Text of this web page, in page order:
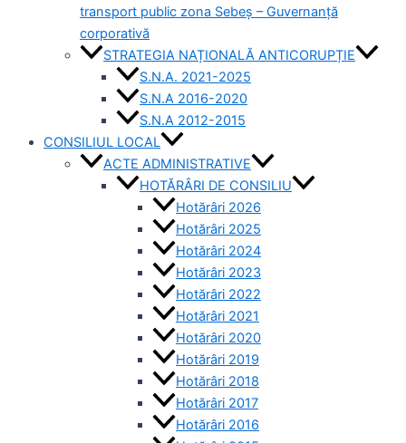
transport public zona Sebeș – Guvernanță
corporativă
STRATEGIA NAȚIONALĂ ANTICORUPȚIE
S.N.A. 2021-2025
S.N.A 2016-2020
S.N.A 2012-2015
CONSILIUL LOCAL
ACTE ADMINISTRATIVE
HOTĂRÂRI DE CONSILIU
Hotărâri 2026
Hotărâri 2025
Hotărâri 2024
Hotărâri 2023
Hotărâri 2022
Hotărâri 2021
Hotărâri 2020
Hotărâri 2019
Hotărâri 2018
Hotărâri 2017
Hotărâri 2016